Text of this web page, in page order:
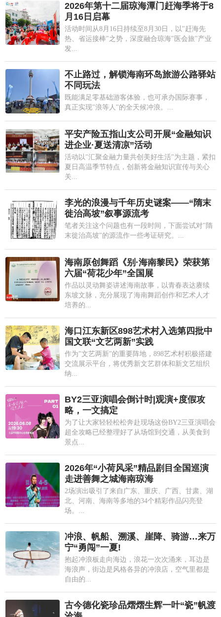
2026年第十二届琼海潭门赶海季将于8
月16日启幕
活动时间从8月16日持续至8月30日，以"赶海先
热、省运接棒"之势，深度融合琼海"医会旅"产业
发...
不止路过，解锁海南环岛旅游公路驿站
不同玩法
既能满足零基础游客体验，也可承办国际赛事，
真正实现"浪等人"的全天候冲浪。...
平安产险五指山支公司开展“金融知识
进企业·夏送清凉”活动
活动以"汇聚金融力量共创美好生活"为主题，紧扣
夏日高温季节特点，创新将金融知识宣传与关心
关...
李光的浪漫与千年历史谜案——“隋末
徙治高坡”叙事源流考
笔者关注这个问题也有一段时间，下面尝试对"隋
末徙治高坡"的源流作一些考证研究。...
海南原创舞蹈《别·海南黎民》荣获第
六届“荷花少年”全国展
作品以灵动舞姿讲述海南故事，以青春表达赓续
东坡文脉，充分展现了海南舞蹈创作和艺术人才
培养的...
海口江东新区898艺术村入选第四批中
国文联“文艺两新”实践
作为"文艺两新"的重要阵地，898艺术村积极搭建
交流展示平台，将优秀新文艺群体和新文艺组织
纳...
BY2三亚演唱会倒计时|观演+度假攻
略，一文搞定
为了让大家轻轻松松奔赴现场这份BY2三亚演唱会
超全攻略已经整理好了从场馆到交通，从美食到
景点...
2026年“小荷风采”精品剧目全国巡演
走进善舞之城海南琼海
2场演出吸引了来自广东、重庆、广西、甘肃、湖
北、河南、海南等多地的34个精彩作品闪亮登
场。...
冲浪、帆船、溯溪、崖降、骑游…来万
宁“勇闯”一夏!
抱起冲浪板走向海边，浪花一次次涌来，耳边是
海浪声，街边是风格各异的冲浪店，空气里都是
自由的...
古今德化瓷珍品熠熠生辉一叶“瓷”帆渡